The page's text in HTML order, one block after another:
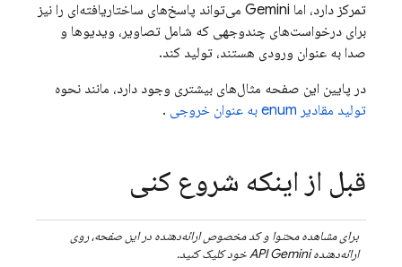
تمرکز دارد، اما Gemini می‌تواند پاسخ‌های ساختاریافته‌ای را نیز
برای درخواست‌های چندوجهی که شامل تصاویر، ویدیوها و
صدا به عنوان ورودی هستند، تولید کند.
در پایین این صفحه مثال‌های بیشتری وجود دارد، مانند نحوه
تولید مقادیر enum به عنوان خروجی
.
قبل از اینکه شروع کنی
برای مشاهده محتوا و کد مخصوص ارائه‌دهنده در این صفحه، روی
ارائه‌دهندهAPI Geminiخود کلیک کنید.